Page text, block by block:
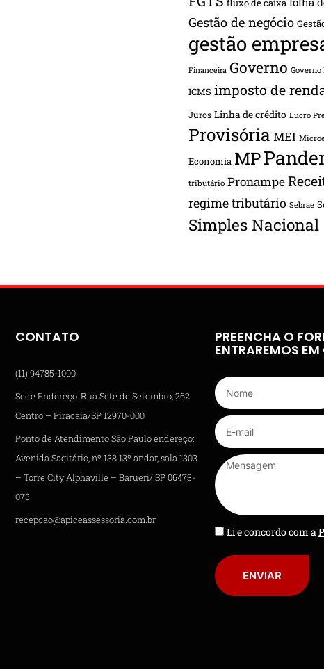
fluxo de caixa
Gestão de negócio
gestão
Financeira Governo Governo
ICMS imposto de
Juros Linha de crédito Lucro
Provisória MEI
Economia MP
tributário Pronampe
regime tributário Sebrae
Simples Nacional
CONTATO
(11) 94785-1000
Sede Endereço: Rua Sete de Setembro, 262
Centro – Piracaia/SP 12970-000
Ponto de Atendimento São Paulo endereço:
Avenida Sagitário, nº 138 13º andar, sala 1303
– Torre City Alphaville – Barueri/ SP 06473-
073
recepcao@apiceassessoria.com.br
PREENCHA O
ENTRAREMOS
Li e concordo com a
ENVIAR